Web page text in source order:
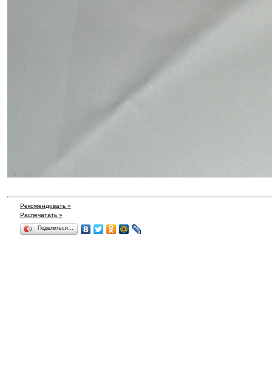
Рекомендовать »
Распечатать »
Поделиться…